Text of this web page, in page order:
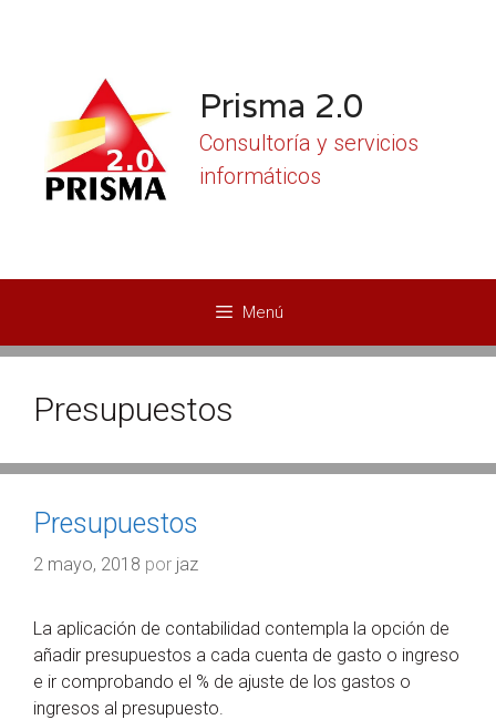
Prisma 2.0
Consultoría y servicios
informáticos
Menú
Presupuestos
Presupuestos
2 mayo, 2018 por jaz
La aplicación de contabilidad contempla la opción de
añadir presupuestos a cada cuenta de gasto o ingreso
e ir comprobando el % de ajuste de los gastos o
ingresos al presupuesto.